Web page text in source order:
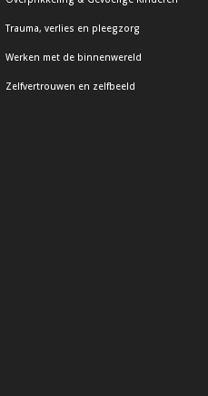
Trauma, verlies en pleegzorg
Werken met de binnenwereld
Zelfvertrouwen en zelfbeeld